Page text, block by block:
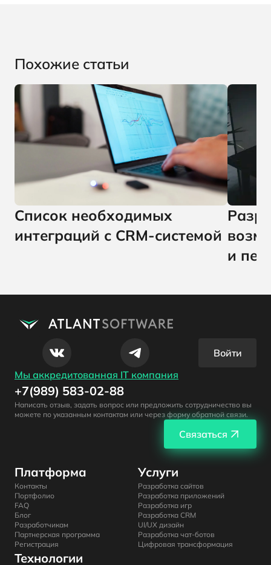
Похожие статьи
Список необходимых
интеграций с CRM-системой
и
Войти
Мы аккредитованная IT компания
+7(989) 583-02-88
Написать отзыв, задать вопрос или предложить сотрудничество вы
можете по указанным контактам или через форму обратной связи.
Связаться
Платформа
Контакты
Портфолио
FAQ
Блог
Разработчикам
Партнерская программа
Регистрация
Услуги
Разработка сайтов
Разработка приложений
Разработка игр
Разработка CRM
UI/UX дизайн
Разработка чат-ботов
Цифровая трансформация
Технологии